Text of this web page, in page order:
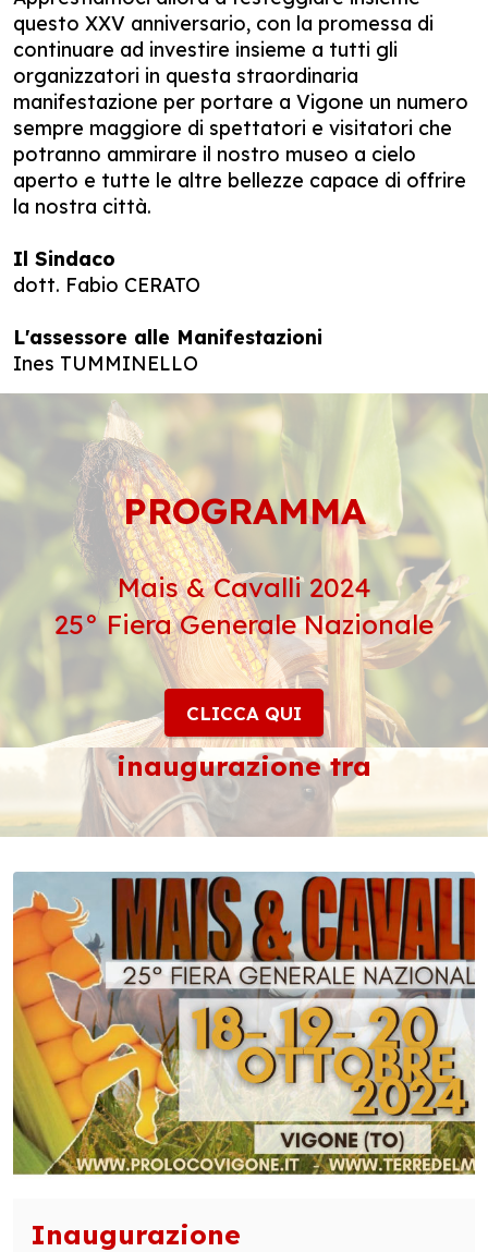
questo XXV anniversario, con la promessa di
continuare ad investire insieme a tutti gli
organizzatori in questa straordinaria
manifestazione per portare a Vigone un numero
sempre maggiore di spettatori e visitatori che
potranno ammirare il nostro museo a cielo
aperto e tutte le altre bellezze capace di offrire
la nostra città.
Il Sindaco
dott. Fabio CERATO
L'assessore alle Manifestazioni
Ines TUMMINELLO
PROGRAMMA
Mais & Cavalli 2024
25° Fiera Generale Nazionale
CLICCA QUI
inaugurazione tra
Inaugurazione